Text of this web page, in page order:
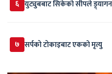
६ युट्युबबाट सिकेको सीपले
७ सर्पकाे टाेकाइबाट एकको मृत्यु